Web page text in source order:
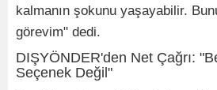
kalmanın şokunu yaşayabilir.
görevim" dedi.
DIŞYÖNDER'den Net Çağrı:
Seçenek Değil"